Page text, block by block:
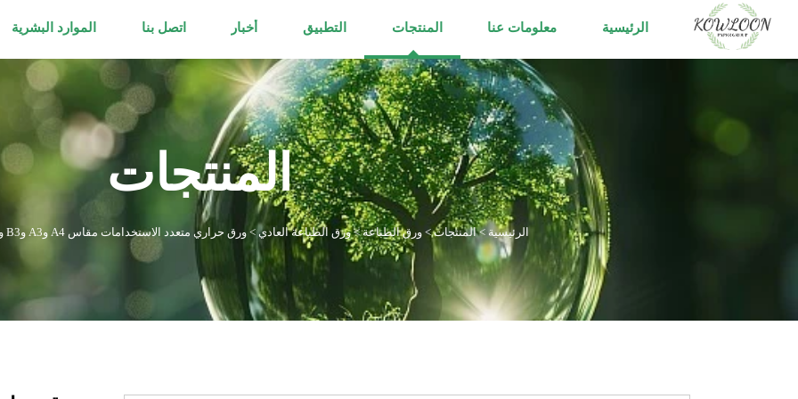
الرئيسية معلومات عنا المنتجات التطبيق أخبار اتصل بنا الموارد البشرية
المنتجات
الرئيسية >المنتجات>ورق الطباعة>ورق الطباعة العادي>ورق حراري متعدد الاستخدامات مقاس A4 وA3 وB3 وB4 وB5 للاستخدام المكتبي